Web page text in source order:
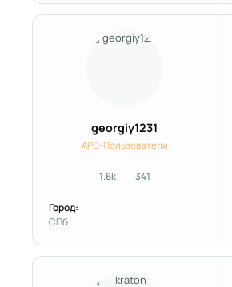
georgiy1231
APC-Пользователи
1.6kсообщения
341Репутация
Город:
СПб